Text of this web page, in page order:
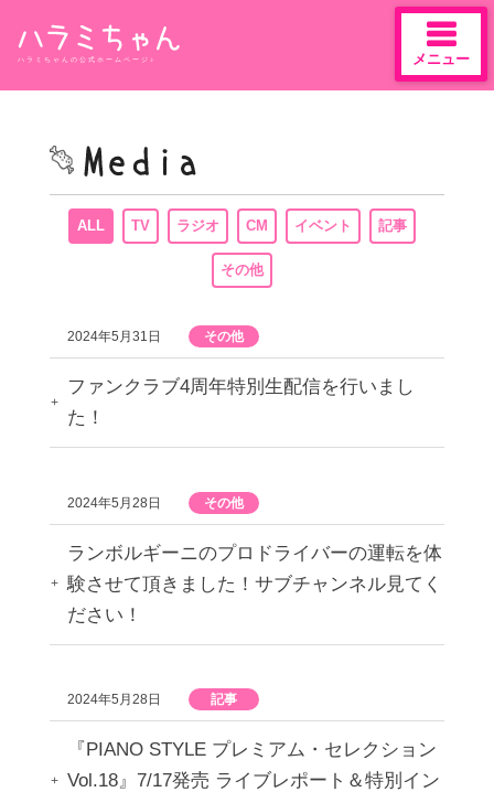
content
ハラミちゃんの公式ホームページ♪ メニュー
ALL TV ラジオ CM イベント 記事
その他
2024年5月31日 その他
ファンクラブ4周年特別生配信を行いまし
た！
2024年5月28日 その他
ランボルギーニのプロドライバーの運転を体
験させて頂きました！サブチャンネル見てく
ださい！
2024年5月28日 記事
『PIANO STYLE プレミアム・セレクション
Vol.18』7/17発売 ライブレポート＆特別イン